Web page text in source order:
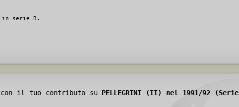
in serie B.
il tuo contributo su PELLEGRINI (II) nel 1991/92 (Serie